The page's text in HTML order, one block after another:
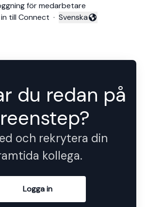
för medarbetare
till Connect · Byt språk
Svenska
du redan på
och rekrytera din
kollega.
Logga in